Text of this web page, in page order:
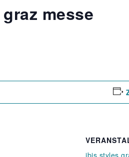
messe
ibis styles